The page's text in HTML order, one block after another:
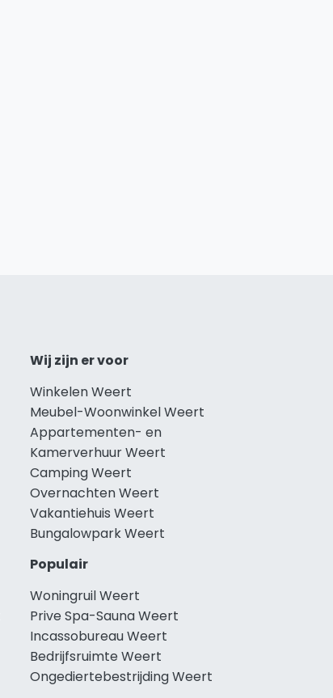
Wij zijn er voor
Winkelen Weert
Meubel-Woonwinkel Weert
Appartementen- en
Kamerverhuur Weert
Camping Weert
Overnachten Weert
Vakantiehuis Weert
Bungalowpark Weert
Populair
Woningruil Weert
Prive Spa-Sauna Weert
Incassobureau Weert
Bedrijfsruimte Weert
Ongediertebestrijding Weert